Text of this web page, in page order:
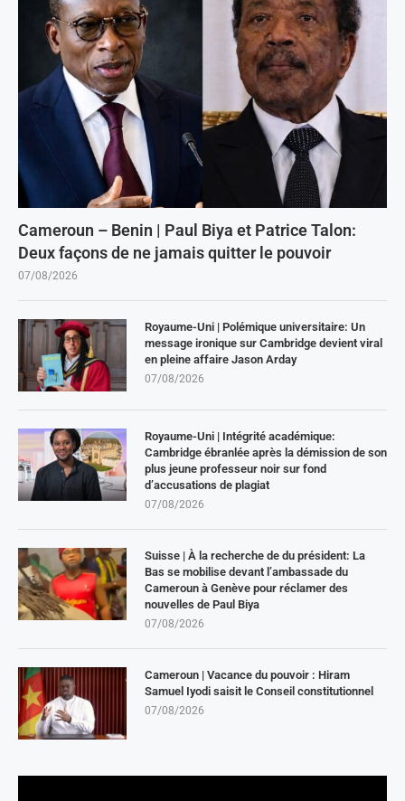
Cameroun – Benin | Paul Biya et Patrice Talon:
Deux façons de ne jamais quitter le pouvoir
07/08/2026
Royaume-Uni | Polémique universitaire: Un
message ironique sur Cambridge devient viral
en pleine affaire Jason Arday
07/08/2026
Royaume-Uni | Intégrité académique:
Cambridge ébranlée après la démission de son
plus jeune professeur noir sur fond
d’accusations de plagiat
07/08/2026
Suisse | À la recherche de du président: La
Bas se mobilise devant l’ambassade du
Cameroun à Genève pour réclamer des
nouvelles de Paul Biya
07/08/2026
Cameroun | Vacance du pouvoir : Hiram
Samuel Iyodi saisit le Conseil constitutionnel
07/08/2026